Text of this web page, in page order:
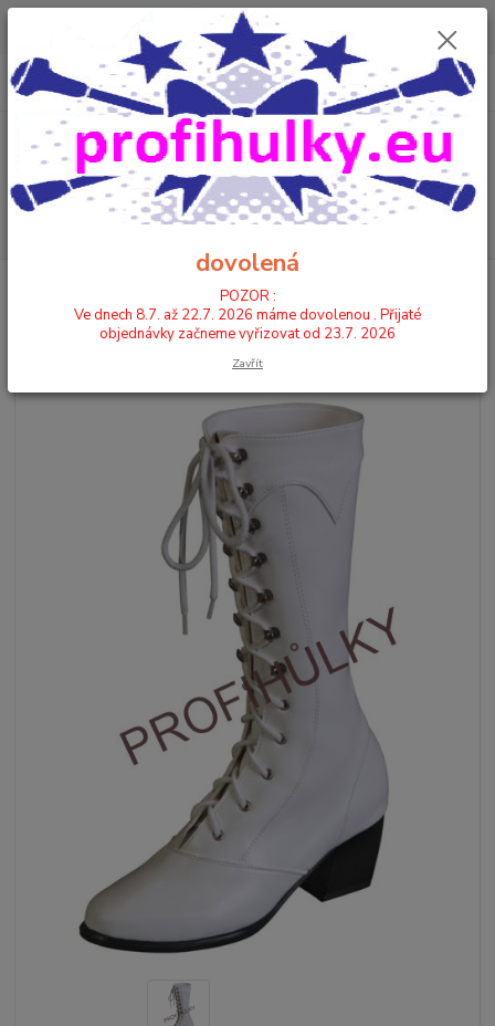
POZOR : Ve dnech 8.7. až 22.7. 2026 máme dovolenou . Přijaté
objednávky začneme vyřizovat od 23.7. 2026
Menu
CZK
+420 602 446 844 0ks
za0,00 Kč
9206 - KOŽENKA
dovolená
POZOR :
Ve dnech 8.7. až 22.7. 2026 máme dovolenou . Přijaté
objednávky začneme vyřizovat od 23.7. 2026
Zavřít